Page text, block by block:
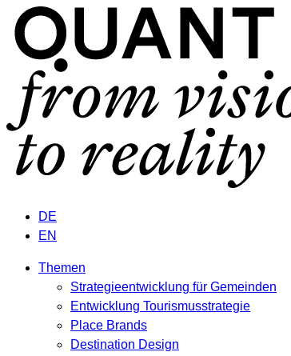
DE
EN
Themen
Strategieentwicklung für Gemeinden
Entwicklung Tourismusstrategie
Place Brands
Destination Design